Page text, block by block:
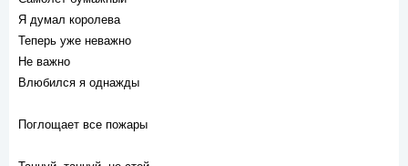
Я думал королева
Теперь уже неважно
Не важно
Влюбился я однажды
Поглощает все пожары